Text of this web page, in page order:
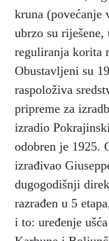
kruna (povećanje
ubrzo su
reguliranja korita
Obustavljeni su
raspoloživa
pripreme za
izradio
odobren je 1925.
izrađivao
dugogodišnji
razrađen u 5
i to: uređenje